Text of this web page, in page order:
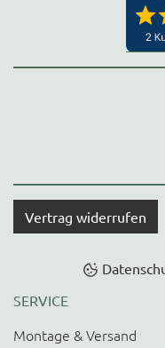
Vertrag widerrufen
SERVICE
Montage & Versand